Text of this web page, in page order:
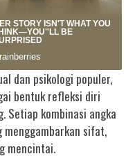
dan psikologi populer,
bentuk refleksi diri
Setiap kombinasi angka
menggambarkan sifat,
mencintai.